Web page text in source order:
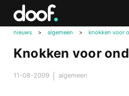
nieuws > algemeen > knokken voor
Knokken voor
11-08-2009 algemeen
Doof.nl